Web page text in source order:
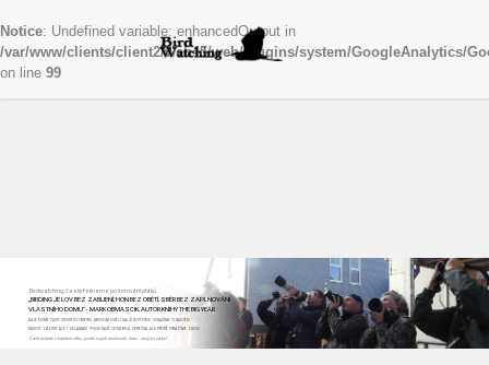
Notice: Undefined variable: enhancedOutput in
/var/www/clients/client2/web45/web/plugins/system/GoogleAnalytics/
on line 99
Birdwatching, česky řekneme pozorování ptáků
„BIRDING JE LOV BEZ ZABÍJENÍ, HON BEZ OBĚTÍ, SBĚR BEZ ZAPLŇOVÁNÍ
VLASTNÍHO DOMU“ - MARK OBMASCIK, AUTOR KNIHY THE BIG YEAR
NAJEZDÍME ČASTO STOVKY KILOMETRŮ, ABYCHOM VIDĚLI DALŠÍ NOVÝ DRUH. ODNÁŠÍME SI NADŠENÍ,
RADOST, ZÁŽITKY, ALE I ZKLAMÁNÍ, POKUD NAŠE CESTA BYLA ZBYTEČNÁ, ALE PŘÍŠTĚ VYRÁŽÍME ZNOVU
Začít můžete v každém věku, podle svých možností, času...stojí to za to!